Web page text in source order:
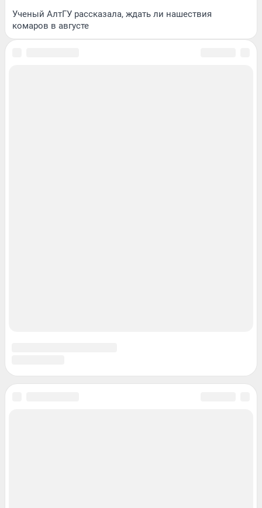
Ученый АлтГУ рассказала, ждать ли нашествия
комаров в августе